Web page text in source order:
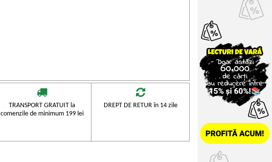
TRANSPORT GRATUIT la
comenzile de minimum 199 lei
DREPT DE RETUR în 14 zile